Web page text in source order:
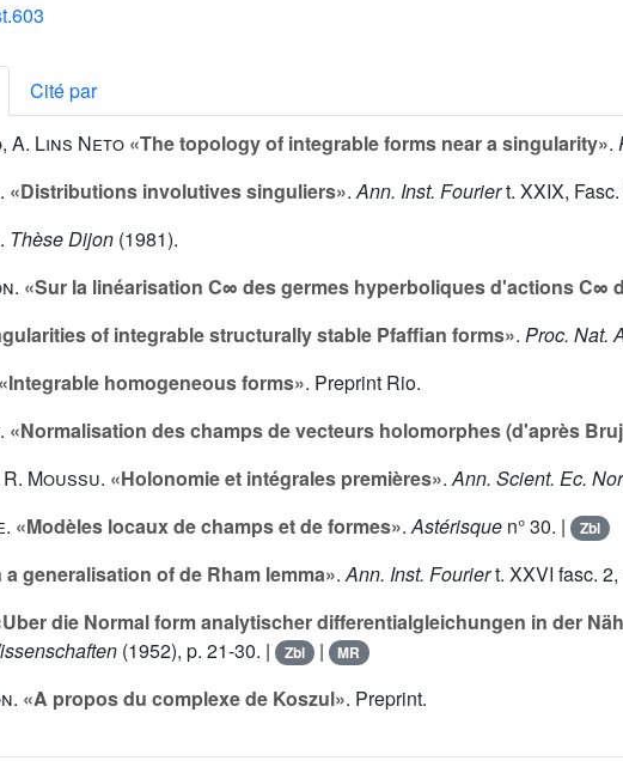
Cité par
, A. Lins Neto «The topology of integrable forms near a singularity».
. «Distributions involutives singuliers».Ann. Inst. Fouriert. XXIX,
. Thèse Dijon (1981).
. «Sur la linéarisation C∞ des germes hyperboliques d'actions C∞
of integrable structurally stable Pfaffian forms». Proc. Nat.
«Integrable homogeneous forms». Preprint Rio.
. «Normalisation des champs de vecteurs holomorphes (d'après
R. Moussu. «Holonomie et intégrales premières».Ann. Scient. Ec.
. «Modèles locaux de champs et de formes».Astérisque n°30. | Zbl
a generalisation of de Rham lemma».Ann. Inst. Fouriert. XXVI fasc.
die Normal form analytischer differentialgleichungen in der
(1952), p. 21-30. | Zbl | MR
. «A propos du complexe de Koszul». Preprint.